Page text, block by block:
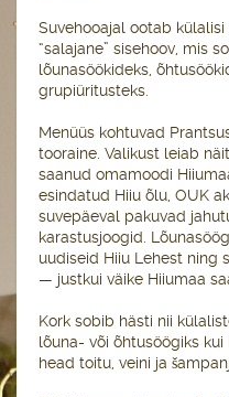
Suvehooajal ootab
“salajane” sisehoov, mis
lõunasöökideks,
grupiüritusteks.
Menüüs kohtuvad
tooraine. Valikust leiab
saanud omamoodi
esindatud Hiiu õlu, OUK
suvepäeval pakuvad
karastusjoogid.
uudiseid Hiiu Lehest ning
— justkui väike Hiiumaa
Kork sobib hästi nii
lõuna- või õhtusöögiks
head toitu, veini ja